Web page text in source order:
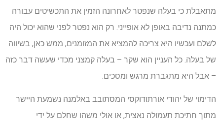
מתאבלת כי בעלה שנפטר לאחרונה הזמין את התכשיטים עבורה
כמתנה נדיבה באופן לא אופייני. רק הוא נפטר לפני שהוא יכול היה
לשלם ועכשיו היא צריכה להמציא את המזומנים, ממש כאן, בשיווה
של בעלה. כל העניין הוא שקר – בעלה קמצני מכדי שעשה דבר כזה
– אבל היא מתגברת מרגש ומסכים.
הדימוי של יהודי אורתודוקסי המסתובב באלמנה נשמעת היישר
מתוך חתיכת תעמולה נאצית, או אולי משהו שחלם על ידי